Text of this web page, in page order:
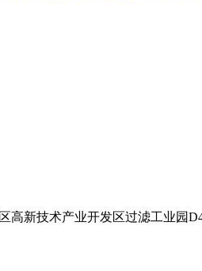
高新技术产业开发区过滤工业园